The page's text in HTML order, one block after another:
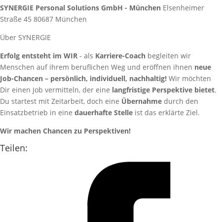
SYNERGIE Personal Solutions GmbH - München Elsenheimer
Straße 45 80687 München
Über SYNERGIE
Erfolg entsteht im WIR - als Karriere-Coach begleiten wir
Menschen auf ihrem beruflichen Weg und eröffnen ihnen neue
Job-Chancen – persönlich, individuell, nachhaltig! Wir möchten
Dir einen Job vermitteln, der eine langfristige Perspektive bietet.
Du startest mit Zeitarbeit, doch eine Übernahme durch den
Einsatzbetrieb in eine dauerhafte Stelle ist das erklärte Ziel.
Wir machen Chancen zu Perspektiven!
Teilen: